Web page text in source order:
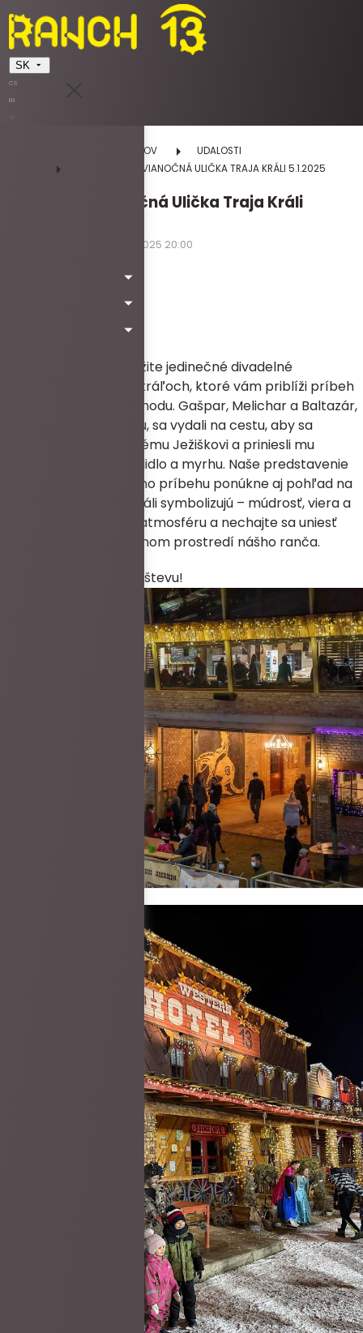
SK
CS
EN
DOMOV
UDALOSTI
NOVOROČNÁ VIANOČNÁ ULIČKA TRAJA KRÁLI 5.1.2025
Novoročná Vianočná Ulička Traja Králi
05.01.2025 17:00 - 05.01.2025 20:00
Príďte na Ranč 13 a zažite jedinečné divadelné
predstavenie o troch kráľoch, ktoré vám priblíži príbeh
týchto mudrcov z Východu. Gašpar, Melichar a Baltazár,
vedení jasnou hviezdou, sa vydali na cestu, aby sa
poklonili novonarodenému Ježiškovi a priniesli mu
vzácne dary: zlato, kadidlo a myrhu. Naše predstavenie
vám okrem historického príbehu ponúkne aj pohľad na
hodnoty, ktoré traja králi symbolizujú – múdrosť, viera a
úcta. Užite si magickú atmosféru a nechajte sa uniesť
duchom Vianoc v krásnom prostredí nášho ranča.
Tešíme sa na vašu návštevu!